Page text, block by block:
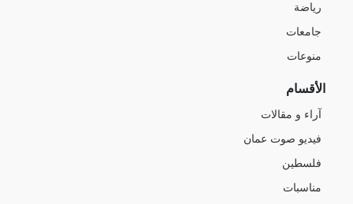
رياضة
جامعات
منوعات
الأقسام
آراء و مقالات
فيديو صوت عمان
فلسطين
مناسبات